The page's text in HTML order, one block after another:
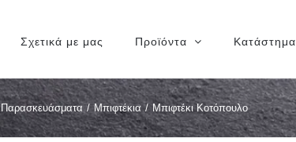
Σχετικά με μας Προϊόντα Κατάστημα
Παρασκευάσματα / Μπιφτέκια / Μπιφτέκι Κοτόπουλο